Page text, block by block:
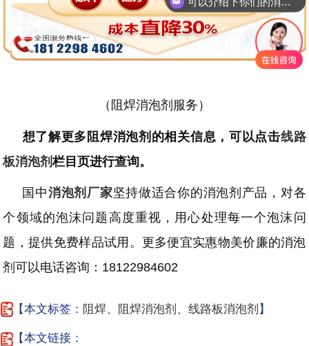
（阻焊消泡剂服务）
想了解更多阻焊消泡剂的相关信息，可以点击线路
板消泡剂栏目页进行查询。
国中消泡剂厂家坚持做适合你的消泡剂产品，对各
个领域的泡沫问题高度重视，用心处理每一个泡沫问
题，提供免费样品试用。更多便宜实惠物美价廉的消泡
剂可以电话咨询： 18122984602
【本文标签： 阻焊、 阻焊消泡剂 、 线路板消泡剂 】
【本文链接：